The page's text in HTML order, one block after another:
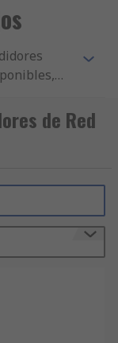
y
de Red